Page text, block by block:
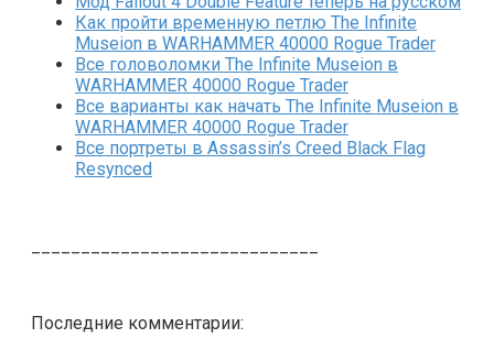
Как пройти временную петлю The Infinite
Museion в WARHAMMER 40000 Rogue Trader
Все головоломки The Infinite Museion в
WARHAMMER 40000 Rogue Trader
Все варианты как начать The Infinite Museion в
WARHAMMER 40000 Rogue Trader
Все портреты в Assassin’s Creed Black Flag
Resynced
Последние комментарии: